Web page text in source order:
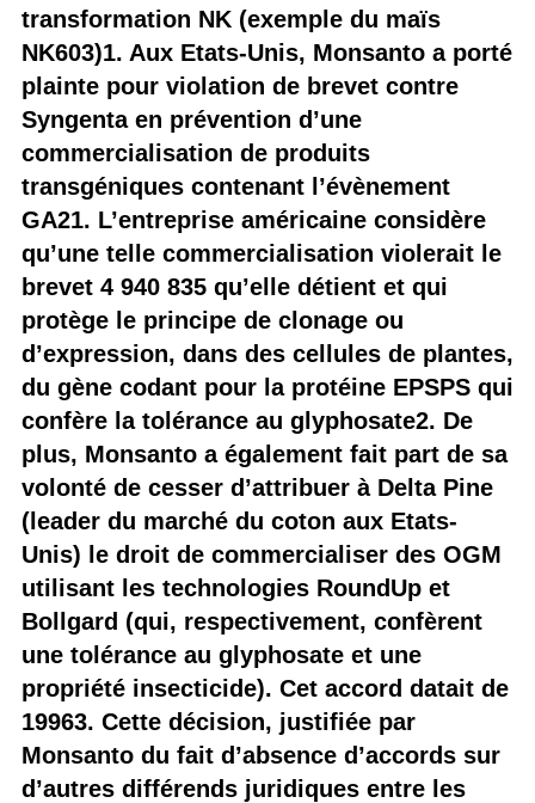
transformation NK (exemple du maïs
NK603)1. Aux Etats-Unis, Monsanto a porté
plainte pour violation de brevet contre
Syngenta en prévention d’une
commercialisation de produits
transgéniques contenant l’évènement
GA21. L’entreprise américaine considère
qu’une telle commercialisation violerait le
brevet 4 940 835 qu’elle détient et qui
protège le principe de clonage ou
d’expression, dans des cellules de plantes,
du gène codant pour la protéine EPSPS qui
confère la tolérance au glyphosate2. De
plus, Monsanto a également fait part de sa
volonté de cesser d’attribuer à Delta Pine
(leader du marché du coton aux Etats-
Unis) le droit de commercialiser des OGM
utilisant les technologies RoundUp et
Bollgard (qui, respectivement, confèrent
une tolérance au glyphosate et une
propriété insecticide). Cet accord datait de
19963. Cette décision, justifiée par
Monsanto du fait d’absence d’accords sur
d’autres différends juridiques entre les